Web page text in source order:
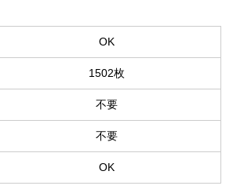
OK
1502枚
不要
不要
OK